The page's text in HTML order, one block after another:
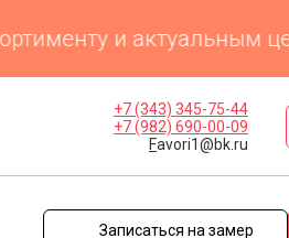
и актуальным ценам
+7 (343) 345-75-44
+7 (982) 690-00-09
Favori1@bk.ru
Записаться на замер